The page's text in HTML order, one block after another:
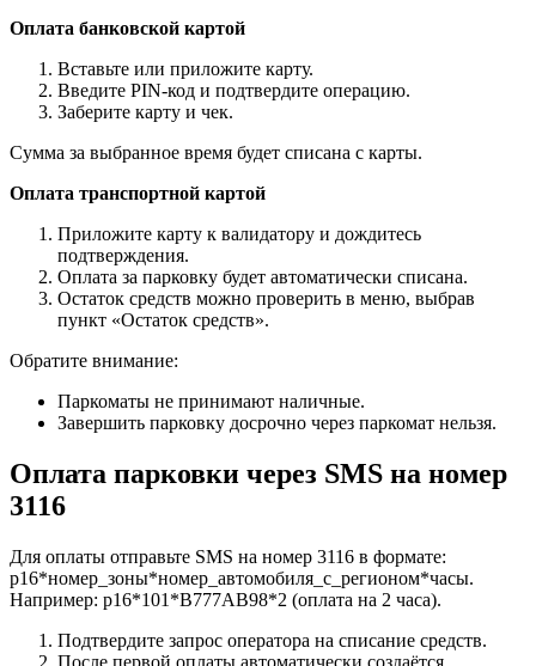
Оплата банковской картой
Вставьте или приложите карту.
Введите PIN-код и подтвердите операцию.
Заберите карту и чек.
Сумма за выбранное время будет списана с карты.
Оплата транспортной картой
Приложите карту к валидатору и дождитесь
подтверждения.
Оплата за парковку будет автоматически списана.
Остаток средств можно проверить в меню, выбрав
пункт «Остаток средств».
Обратите внимание:
Паркоматы не принимают наличные.
Завершить парковку досрочно через паркомат нельзя.
Оплата парковки через SMS на номер
3116
Для оплаты отправьте SMS на номер 3116 в формате:
р16*номер_зоны*номер_автомобиля_с_регионом*часы.
Например: р16*101*В777АВ98*2 (оплата на 2 часа).
Подтвердите запрос оператора на списание средств.
После первой оплаты автоматически создаётся